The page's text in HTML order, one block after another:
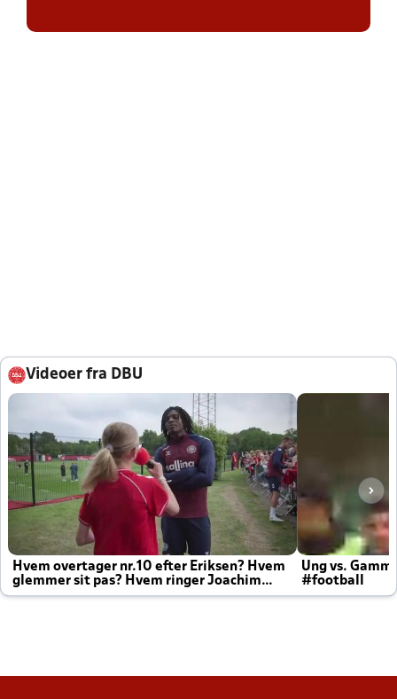
Videoer fra DBU
Hvem overtager nr.10 efter Eriksen? Hvem
glemmer sit pas? Hvem ringer Joachim
altid til efter kampe?
Ung vs.
#football